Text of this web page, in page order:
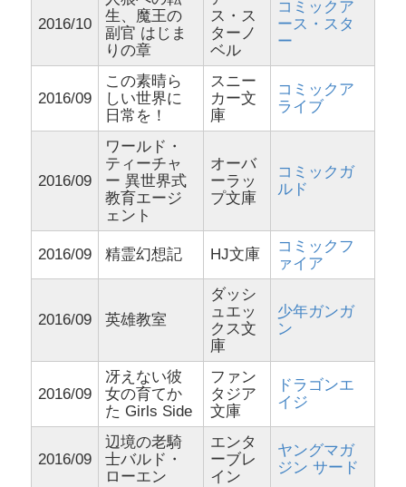
2016/10
生、魔王の
副官 はじま
りの章
ス・ス
ターノ
ベル
コミックア
ース・スタ
ー
2016/09
この素晴ら
しい世界に
日常を！
スニー
カー文
庫
コミックア
ライブ
2016/09
ワールド・
ティーチャ
ー 異世界式
教育エージ
ェント
オーバ
ーラッ
プ文庫
コミックガ
ルド
2016/09 精霊幻想記 HJ文庫
コミックフ
ァイア
2016/09 英雄教室
ダッシ
ュエッ
クス文
庫
少年ガンガ
ン
2016/09
冴えない彼
女の育てか
た Girls Side
ファン
タジア
文庫
ドラゴンエ
イジ
2016/09
辺境の老騎
士バルド・
ローエン
エンタ
ーブレ
イン
ヤングマガ
ジン サード